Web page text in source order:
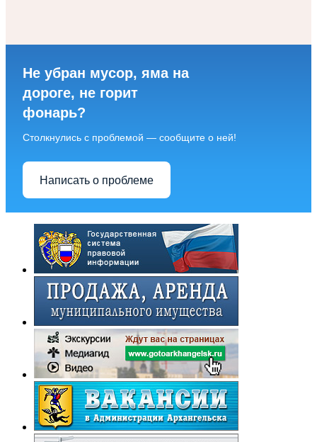
Не убран мусор, яма на
дороге, не горит
фонарь?
Столкнулись с проблемой — сообщите о ней!
Написать о проблеме